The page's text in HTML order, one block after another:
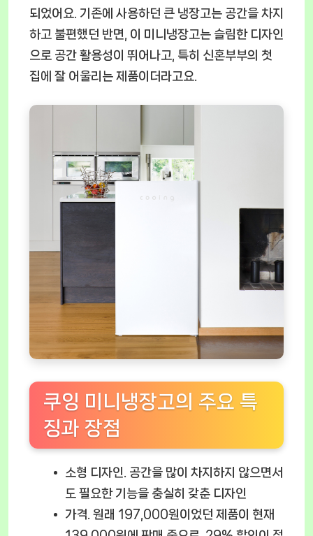
되었어요. 기존에 사용하던 큰 냉장고는 공간을 차지
하고 불편했던 반면, 이 미니냉장고는 슬림한 디자인
으로 공간 활용성이 뛰어나고, 특히 신혼부부의 첫
집에 잘 어울리는 제품이더라고요.
쿠잉 미니냉장고의 주요 특
징과 장점
소형 디자인.
공간을 많이 차지하지 않으면서
도 필요한 기능을 충실히 갖춘 디자인
가격. 원래 197,000원이었던 제품이 현재